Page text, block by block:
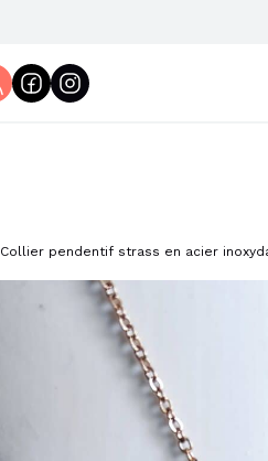
Collier pendentif strass en acier